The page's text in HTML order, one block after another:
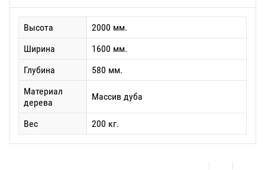
Высота
2000 мм.
Ширина
1600 мм.
Глубина
580 мм.
Материал
дерева
Массив дуба
Вес 200 кг.